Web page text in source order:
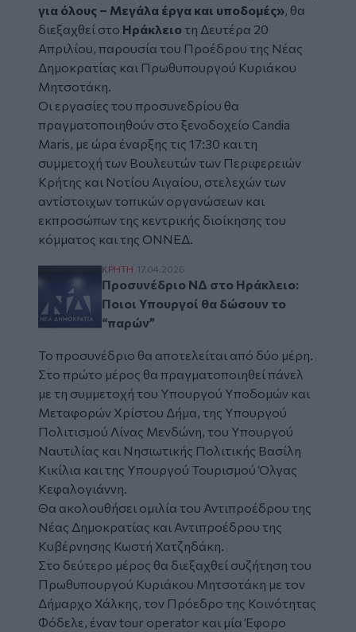
για όλους – Μεγάλα έργα και υποδομές», θα
διεξαχθεί στο Ηράκλειοτη Δευτέρα 20
Απριλίου, παρουσία του Προέδρου της Νέας
Δημοκρατίας και Πρωθυπουργού Κυριάκου
Μητσοτάκη.
Οι εργασίες του προσυνεδρίου θα
πραγματοποιηθούν στο ξενοδοχείο Candia
Maris, με ώρα έναρξης τις 17:30 και τη
συμμετοχή των Βουλευτών των Περιφερειών
Κρήτης και Νοτίου Αιγαίου, στελεχών των
αντίστοιχων τοπικών οργανώσεων και
εκπροσώπων της κεντρικής διοίκησης του
κόμματος και της ΟΝΝΕΔ.
Προσυνέδριο ΝΔ στο Ηράκλειο: Ποιοι
ΚΡΗΤΗ 17.04.2026
Προσυνέδριο ΝΔ στο Ηράκλειο:
Ποιοι Υπουργοί θα δώσουν το
“παρών”
Το προσυνέδριο θα αποτελείται από δύο μέρη.
Στο πρώτο μέρος θα πραγματοποιηθεί πάνελ
με τη συμμετοχή του Υπουργού Υποδομών και
Μεταφορών Χρίστου Δήμα, της Υπουργού
Πολιτισμού Λίνας Μενδώνη, του Υπουργού
Ναυτιλίας και Νησιωτικής Πολιτικής Βασίλη
Κικίλια και της Υπουργού Τουρισμού Όλγας
Κεφαλογιάννη.
Θα ακολουθήσει ομιλία του Αντιπροέδρου της
Νέας Δημοκρατίας και Αντιπροέδρου της
Κυβέρνησης Κωστή Χατζηδάκη.
Στο δεύτερο μέρος θα διεξαχθεί συζήτηση του
Πρωθυπουργού Κυριάκου Μητσοτάκη με τον
Δήμαρχο Χάλκης, τον Πρόεδρο της Κοινότητας
Φόδελε, έναν tour operator και μία Έφορο